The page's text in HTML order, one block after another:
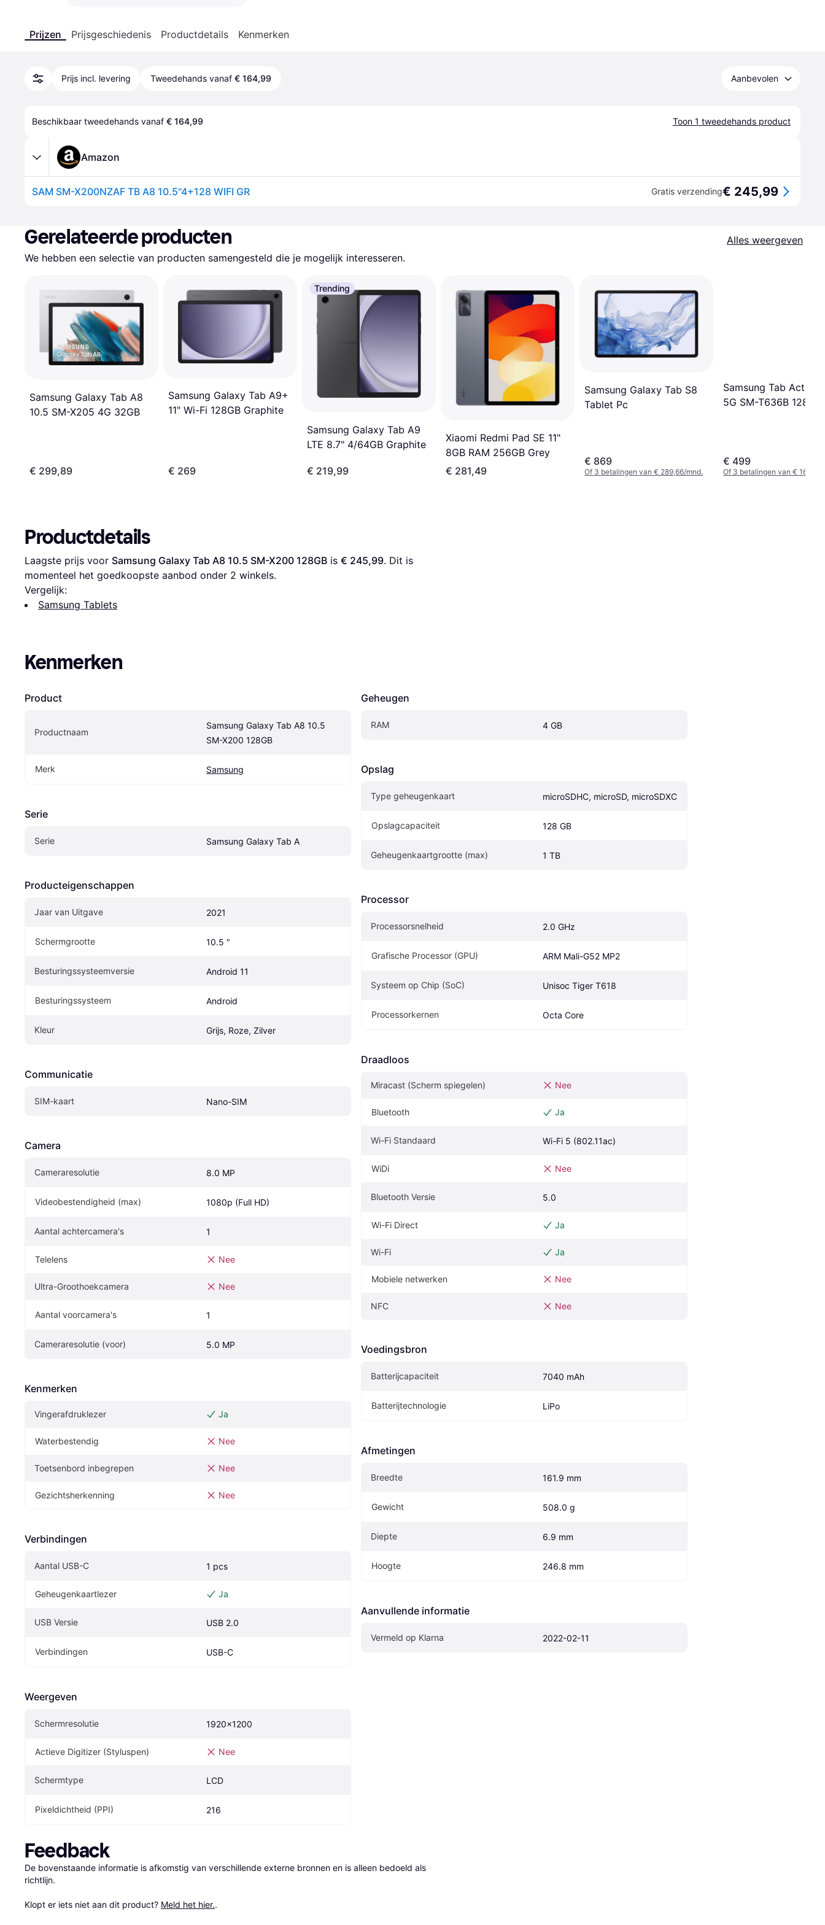
Prijzen Prijsgeschiedenis Productdetails Kenmerken
Prijs incl. levering Tweedehands vanaf € 164,99 Aanbevolen
Beschikbaar tweedehands vanaf € 164,99 Toon 1 tweedehands product
Amazon
SAM SM-X200NZAF TB A8 10.5"4+128 WIFI GR Gratis verzending€ 245,99
Gerelateerde producten
Alles weergeven
We hebben een selectie van producten samengesteld die je mogelijk interesseren.
Samsung Galaxy Tab A8
10.5 SM-X205 4G 32GB
€ 299,89
Samsung Galaxy Tab A9+
11" Wi-Fi 128GB Graphite
€ 269
Trending
Samsung Galaxy Tab A9
LTE 8.7" 4/64GB Graphite
€ 219,99
Xiaomi Redmi Pad SE 11"
8GB RAM 256GB Grey
€ 281,49
Samsung Galaxy Tab S8
Tablet Pc
€ 869
Of 3 betalingen van € 289,66/mnd.
Samsung Tab Active
5G SM-T636B 128GB
€ 499
Of 3 betalingen van €
Productdetails
Laagste prijs voor Samsung Galaxy Tab A8 10.5 SM-X200 128GB is € 245,99. Dit is
momenteel het goedkoopste aanbod onder 2 winkels.
Vergelijk:
Samsung Tablets
Kenmerken
Product
Productnaam
Samsung Galaxy Tab A8 10.5
SM-X200 128GB
Merk Samsung
Serie
Serie Samsung Galaxy Tab A
Producteigenschappen
Jaar van Uitgave 2021
Schermgrootte 10.5 "
Besturingssysteemversie Android 11
Besturingssysteem Android
Kleur Grijs, Roze, Zilver
Communicatie
SIM-kaart Nano-SIM
Camera
Cameraresolutie 8.0 MP
Videobestendigheid (max) 1080p (Full HD)
Aantal achtercamera's 1
Telelens Nee
Ultra-Groothoekcamera Nee
Aantal voorcamera's 1
Cameraresolutie (voor) 5.0 MP
Kenmerken
Vingerafdruklezer Ja
Waterbestendig Nee
Toetsenbord inbegrepen Nee
Gezichtsherkenning Nee
Verbindingen
Aantal USB-C 1 pcs
Geheugenkaartlezer Ja
USB Versie USB 2.0
Verbindingen USB-C
Weergeven
Schermresolutie 1920x1200
Actieve Digitizer (Styluspen) Nee
Schermtype LCD
Pixeldichtheid (PPI) 216
Geheugen
RAM 4 GB
Opslag
Type geheugenkaart microSDHC, microSD, microSDXC
Opslagcapaciteit 128 GB
Geheugenkaartgrootte (max) 1 TB
Processor
Processorsnelheid 2.0 GHz
Grafische Processor (GPU) ARM Mali-G52 MP2
Systeem op Chip (SoC) Unisoc Tiger T618
Processorkernen Octa Core
Draadloos
Miracast (Scherm spiegelen) Nee
Bluetooth Ja
Wi-Fi Standaard Wi-Fi 5 (802.11ac)
WiDi Nee
Bluetooth Versie 5.0
Wi-Fi Direct Ja
Wi-Fi Ja
Mobiele netwerken Nee
NFC Nee
Voedingsbron
Batterijcapaciteit 7040 mAh
Batterijtechnologie LiPo
Afmetingen
Breedte 161.9 mm
Gewicht 508.0 g
Diepte 6.9 mm
Hoogte 246.8 mm
Aanvullende informatie
Vermeld op Klarna 2022-02-11
Feedback
De bovenstaande informatie is afkomstig van verschillende externe bronnen en is alleen bedoeld als
richtlijn.
Klopt er iets niet aan dit product? Meld het hier..